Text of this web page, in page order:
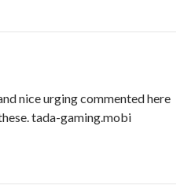
nice urging commented here
tada-gaming.mobi